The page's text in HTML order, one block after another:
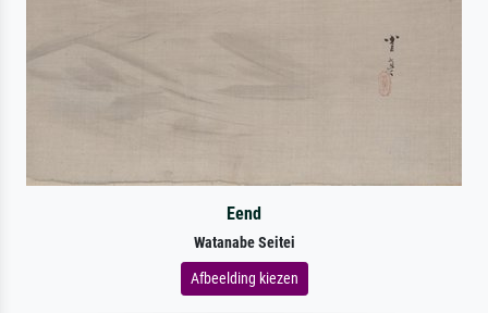
Eend
Watanabe Seitei
Afbeelding kiezen